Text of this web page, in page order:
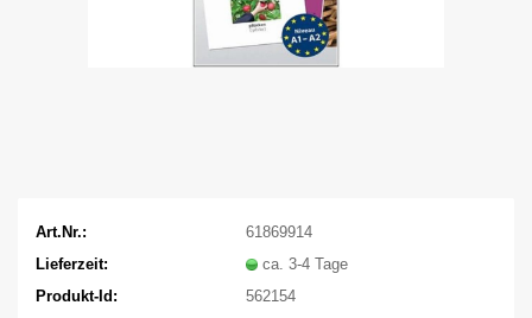
Art.Nr.:
61869914
Lieferzeit:
ca. 3-4 Tage
Produkt-Id:
562154